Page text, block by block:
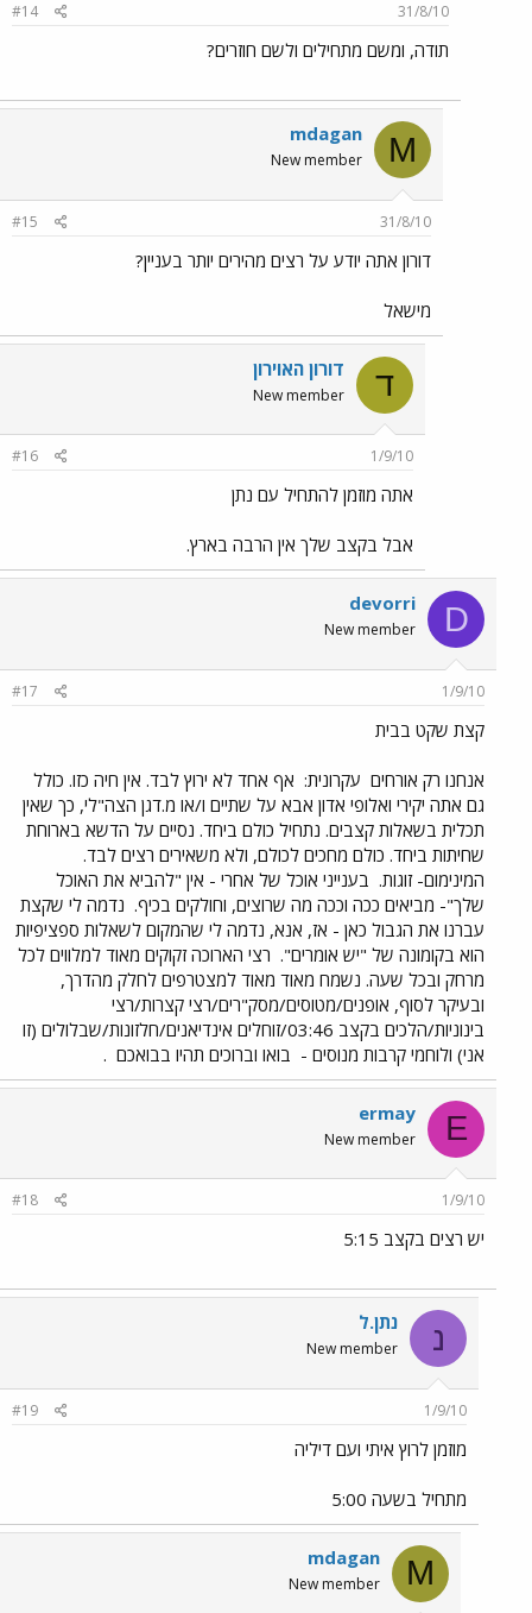
31/8/10
#14
תודה, ומשם מתחילים ולשם חוזרים?
M
mdagan
New member
31/8/10
#15
דורון אתה יודע על רצים מהירים יותר בעניין?
מישאל
ד דורון האוירון
New member
1/9/10
#16
אתה מוזמן להתחיל עם נתן
אבל בקצב שלך אין הרבה בארץ.
D
devorri
New member
1/9/10
#17
קצת שקט בבית
אנחנו רק אורחים עקרונית: אף אחד לא ירוץ לבד. אין חיה כזו. כולל
גם אתה יקירי ואלופי אדון אבא על שתיים ו/או מ.דגן הצה"לי, כך שאין
תכלית בשאלות קצבים. נתחיל כולם ביחד. נסיים על הדשא בארוחת
שחיתות ביחד. כולם מחכים לכולם, ולא משאירים רצים לבד.
המינימום- זוגות. בענייני אוכל של אחרי - אין "להביא את האוכל
שלך"- מביאים ככה וככה מה שרוצים, וחולקים בכיף. נדמה לי שקצת
עברנו את הגבול כאן - אז, אנא, נדמה לי שהמקום לשאלות ספציפיות
הוא בקומונה של "יש אומרים". רצי הארוכה זקוקים מאוד למלווים לכל
מרחק ובכל שעה. נשמח מאוד מאוד למצטרפים לחלק מהדרך,
ובעיקר לסוף, אופנים/מטוסים/מסק"רים/רצי קצרות/רצי
בינוניות/הלכים בקצב 03:46/זוחלים אינדיאנים/חלזונות/שבלולים (זו
אני) ולוחמי קרבות מנוסים - בואו וברוכים תהיו בבואכם .
E
ermay
New member
1/9/10
#18
יש רצים בקצב 5:15
נ נתן.ל
New member
1/9/10
#19
מוזמן לרוץ איתי ועם דיליה
מתחיל בשעה 5:00
M
mdagan
New member